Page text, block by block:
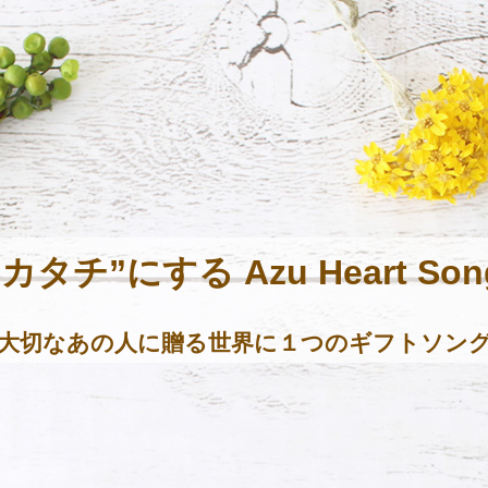
タチ”にする Azu Heart
切なあの人に贈る世界に１つのギフトソン